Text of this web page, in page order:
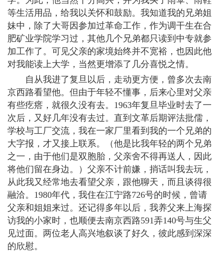
等生活用品，给我以关怀和鼓励。我知道我的兄弟姐
妹中，除了大哥因参加过革命工作，作为调干生在合
肥矿业学院学习过，其他几个兄弟都只读到中专就参
加工作了。可见父亲的家境始终并不宽裕，也因此他
对我能读上大学，当然更增添了几分喜悦之情。
自从我进了复旦以后，走动更方便，曾多次去南
京西路看望他。但由于年轻不懂事，后来心里对父亲
有些疙瘩，就很久没有去。1963年复旦毕业时去了一
次后，又好几年没有去过。直到文革后期评法批儒，
学校与工厂交流，我在一家厂里看到我的一个兄弟的
大字报，才又接上联系。（他是比我年轻的两个兄弟
之一，由于他们是双胞胎，父亲舍不得再送人，因此
将他们留在身边。）父亲不计前嫌，捎话叫我去玩，
从此我又经常地去看望父亲，跟他聊天，而且谈得很
融洽。1980年代，我住在江宁路726号的时候，曾请
父亲和姐姐来过。还记得多年以后，我养父来上海探
访我的小家时，也顺便去南京西路591弄140号与生父
见过面。两位老人高兴地叙谈了好久，彼此感到深深
的欣慰。